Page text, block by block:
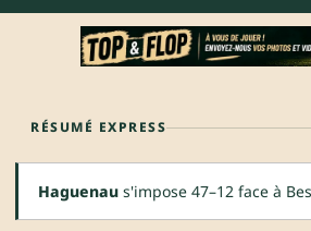
RÉSUMÉ EXPRESS
Haguenau s'impose 47–12 face à